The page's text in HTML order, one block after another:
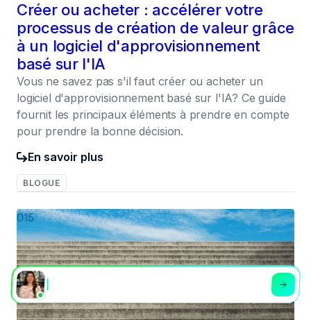
Créer ou acheter : accélérer votre
processus de création de valeur grâce
à un logiciel d'approvisionnement
basé sur l'IA
Vous ne savez pas s'il faut créer ou acheter un
logiciel d'approvisionnement basé sur l'IA? Ce guide
fournit les principaux éléments à prendre en compte
pour prendre la bonne décision.
En savoir plus
BLOGUE
015